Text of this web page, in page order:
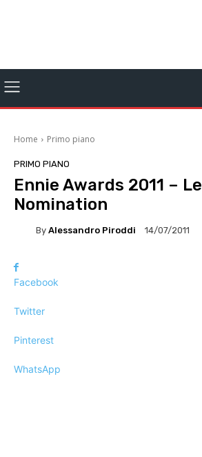
Home Primo piano
PRIMO PIANO
Ennie Awards 2011 – Le
Nomination
By Alessandro Piroddi 14/07/2011
Facebook
Twitter
Pinterest
WhatsApp